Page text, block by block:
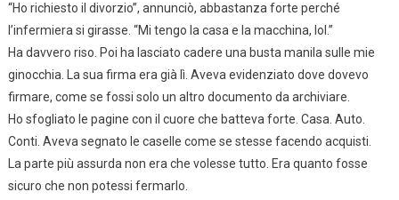
“Ho richiesto il divorzio”, annunciò, abbastanza forte perché
l’infermiera si girasse. “Mi tengo la casa e la macchina, lol.”
Ha davvero riso. Poi ha lasciato cadere una busta manila sulle mie
ginocchia. La sua firma era già lì. Aveva evidenziato dove dovevo
firmare, come se fossi solo un altro documento da archiviare.
Ho sfogliato le pagine con il cuore che batteva forte. Casa. Auto.
Conti. Aveva segnato le caselle come se stesse facendo acquisti.
La parte più assurda non era che volesse tutto. Era quanto fosse
sicuro che non potessi fermarlo.